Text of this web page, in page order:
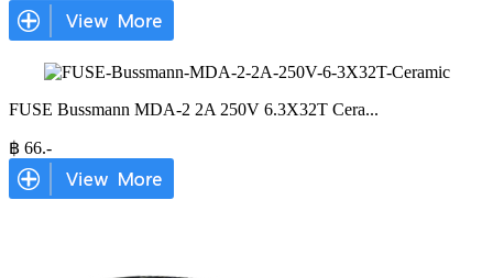
FUSE Bussmann MDA-2 2A 250V 6.3X32T Cera...
฿ 66.-